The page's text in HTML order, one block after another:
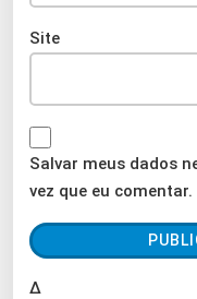
Site
Salvar meus dados
vez que eu comentar.
Δ